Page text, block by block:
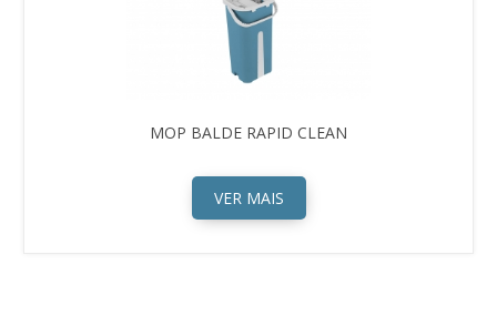
MOP BALDE RAPID CLEAN
VER MAIS